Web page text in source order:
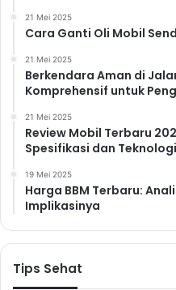
21 Mei 2025
Cara Ganti Oli Mobil
21 Mei 2025
Berkendara Aman di
Komprehensif untuk
21 Mei 2025
Review Mobil Terbaru
Spesifikasi dan Teknologi
19 Mei 2025
Harga BBM Terbaru:
Implikasinya
Tips Sehat